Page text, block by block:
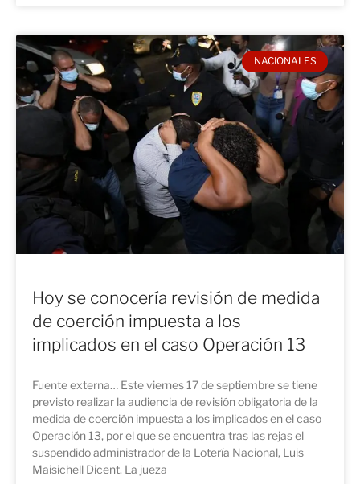
NACIONALES
Hoy se conocería revisión de medida
de coerción impuesta a los
implicados en el caso Operación 13
Fuente externa… Este viernes 17 de septiembre se tiene
previsto realizar la audiencia de revisión obligatoria de la
medida de coerción impuesta a los implicados en el caso
Operación 13, por el que se encuentra tras las rejas el
suspendido administrador de la Lotería Nacional, Luis
Maisichell Dicent. La jueza